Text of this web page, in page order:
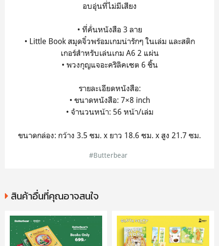
อบอุ่นที่ไม่มีเสียง
• ที่คั่นหนังสือ 3 ลาย
• Little Book สมุดจิ๋วพร้อมเกมน่ารักๆ ในเล่ม และสติก
เกอร์สำหรับเล่นเกม A6 2 แผ่น
• พวงกุญแจอะคริลิคเซต 6 ชิ้น
รายละเอียดหนังสือ:
• ขนาดหนังสือ: 7×8 inch
• จำนวนหน้า: 56 หน้า/เล่ม
ขนาดกล่อง: กว้าง 3.5 ซม. x ยาว 18.6 ซม. x สูง 21.7 ซม.
#Butterbear
สินค้าอื่นที่คุณอาจสนใจ